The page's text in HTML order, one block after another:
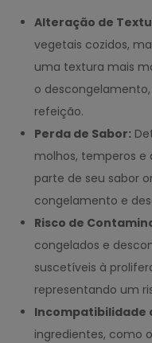
Alteração de
vegetais cozidos,
uma textura mais
o
refeição.
Perda de Sabor:
molhos, temperos e
parte de seu sabor
congelamento e
Risco de
congelados e
suscetíveis à
representando um
Incompatibilidade
ingredientes, como